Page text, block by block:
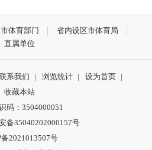
体育部门
省内设区市体育局
直属单位
系我们 | 浏览统计 | 设为首页 |
收藏本站
码：3504000051
备35040202000157号
备2021013507号